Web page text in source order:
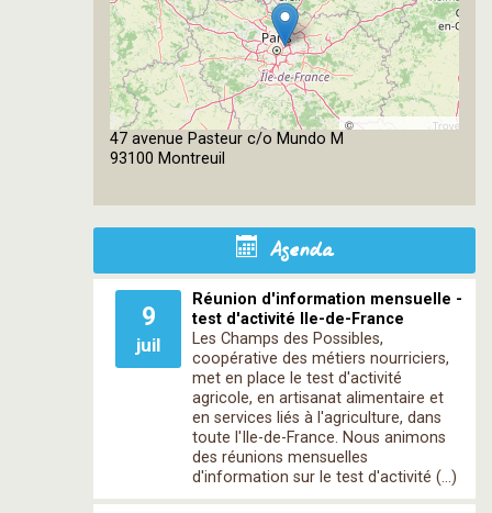
©
47 avenue Pasteur c/o Mundo M
93100 Montreuil
Agenda
9
juil
Réunion d'information mensuelle -
test d'activité Ile-de-France
Les Champs des Possibles,
coopérative des métiers nourriciers,
met en place le test d'activité
agricole, en artisanat alimentaire et
en services liés à l'agriculture, dans
toute l'Ile-de-France. Nous animons
des réunions mensuelles
d'information sur le test d'activité (…)